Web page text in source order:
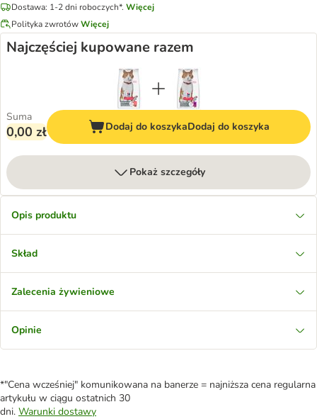
Dostawa: 1-2 dni roboczych*. Więcej
Polityka zwrotówWięcej
Najczęściej kupowane razem
Suma
0,00 zł Dodaj do koszykaDodaj do koszyka
Pokaż szczegóły
Opis produktu
Skład
Zalecenia żywieniowe
Opinie
*"Cena wcześniej" komunikowana na banerze = najniższa cena regularna
artykułu w ciągu ostatnich 30
dni. Warunki dostawy